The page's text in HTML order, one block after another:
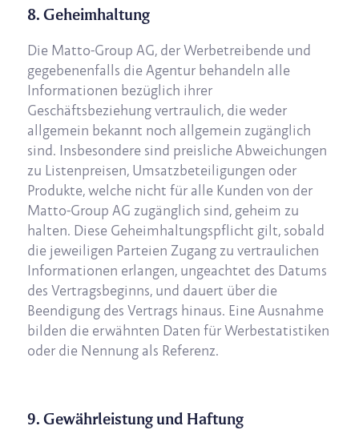
8. Geheimhaltung
Die Matto-Group AG, der Werbetreibende und
gegebenenfalls die Agentur behandeln alle
Informationen bezüglich ihrer
Geschäftsbeziehung vertraulich, die weder
allgemein bekannt noch allgemein zugänglich
sind. Insbesondere sind preisliche Abweichungen
zu Listenpreisen, Umsatzbeteiligungen oder
Produkte, welche nicht für alle Kunden von der
Matto-Group AG zugänglich sind, geheim zu
halten. Diese Geheimhaltungspflicht gilt, sobald
die jeweiligen Parteien Zugang zu vertraulichen
Informationen erlangen, ungeachtet des Datums
des Vertragsbeginns, und dauert über die
Beendigung des Vertrags hinaus. Eine Ausnahme
bilden die erwähnten Daten für Werbestatistiken
oder die Nennung als Referenz.
9. Gewährleistung und Haftung